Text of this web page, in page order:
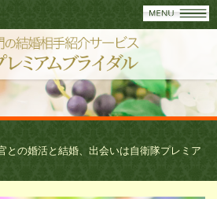
との婚活と結婚、出会いは自衛隊プレミア